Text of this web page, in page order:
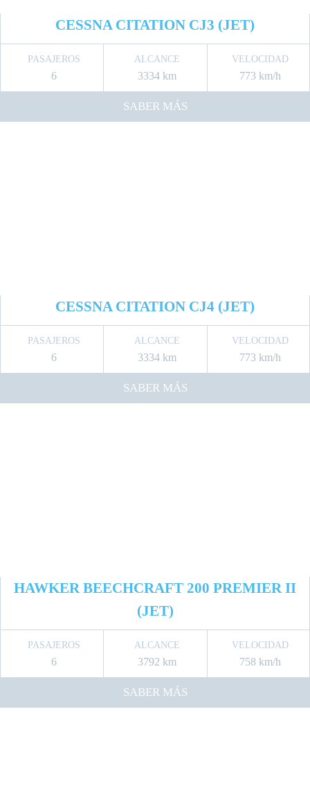
CESSNA CITATION CJ3 (JET)
PASAJEROS
6
ALCANCE
3334 km
VELOCIDAD
773 km/h
SABER MÁS
CESSNA CITATION CJ4 (JET)
PASAJEROS
6
ALCANCE
3334 km
VELOCIDAD
773 km/h
SABER MÁS
HAWKER BEECHCRAFT 200 PREMIER II
(JET)
PASAJEROS
6
ALCANCE
3792 km
VELOCIDAD
758 km/h
SABER MÁS